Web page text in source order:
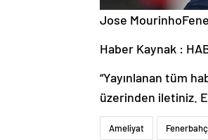
Jose
Haber Kaynak :
“Yayınlanan tüm
üzerinden iletiniz.
Ameliyat